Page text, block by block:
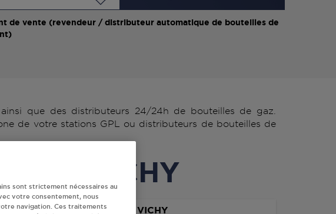
de vente (revendeur / distributeur automatique de bouteilles de
que des distributeurs 24/24h de bouteilles de gaz.
de votre stations GPL ou distributeurs de bouteilles de
à VICHY
PROXI CHABALIER VICHY
sont strictement nécessaires au
votre consentement, nous
navigation. Ces traitements